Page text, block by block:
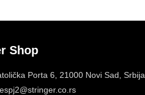
Shop
Porta 6, 21000 Novi Sad, Srbija